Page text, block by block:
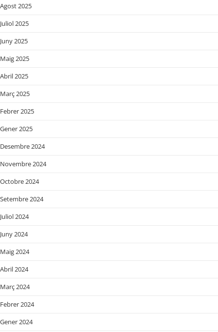
Agost 2025
Juliol 2025
Juny 2025
Maig 2025
Abril 2025
Març 2025
Febrer 2025
Gener 2025
Desembre 2024
Novembre 2024
Octobre 2024
Setembre 2024
Juliol 2024
Juny 2024
Maig 2024
Abril 2024
Març 2024
Febrer 2024
Gener 2024